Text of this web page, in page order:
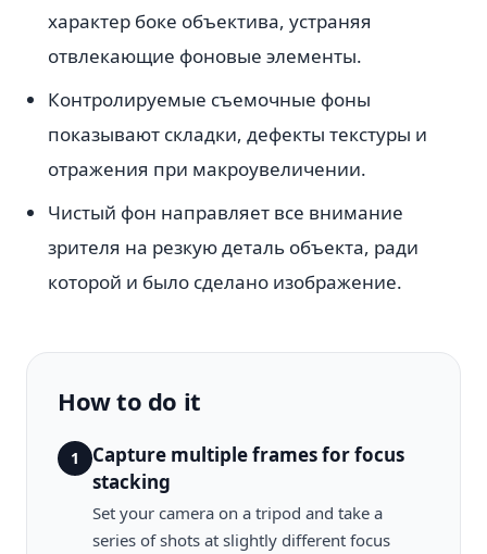
характер боке объектива, устраняя
отвлекающие фоновые элементы.
Контролируемые съемочные фоны
показывают складки, дефекты текстуры и
отражения при макроувеличении.
Чистый фон направляет все внимание
зрителя на резкую деталь объекта, ради
которой и было сделано изображение.
How to do it
1
Capture multiple frames for focus
stacking
Set your camera on a tripod and take a
series of shots at slightly different focus